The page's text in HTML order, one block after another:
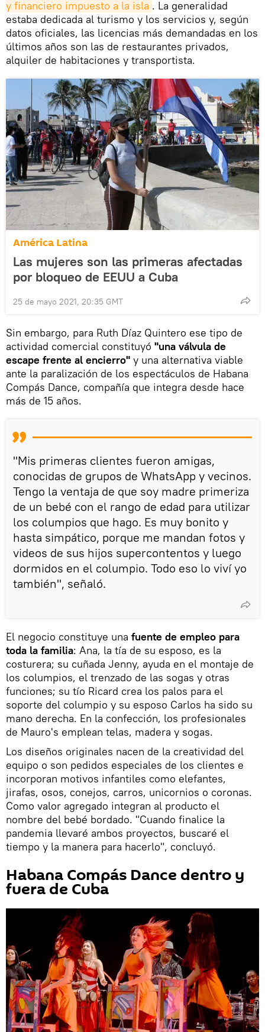
y financiero impuesto a la isla . La generalidad
estaba dedicada al turismo y los servicios y, según
datos oficiales, las licencias más demandadas en los
últimos años son las de restaurantes privados,
alquiler de habitaciones y transportista.
América Latina
Las mujeres son las primeras afectadas
por bloqueo de EEUU a Cuba
25 de mayo 2021, 20:35 GMT
Sin embargo, para Ruth Díaz Quintero ese tipo de
actividad comercial constituyó "una válvula de
escape frente al encierro" y una alternativa viable
ante la paralización de los espectáculos de Habana
Compás Dance, compañía que integra desde hace
más de 15 años.
"Mis primeras clientes fueron amigas,
conocidas de grupos de WhatsApp y vecinos.
Tengo la ventaja de que soy madre primeriza
de un bebé con el rango de edad para utilizar
los columpios que hago. Es muy bonito y
hasta simpático, porque me mandan fotos y
videos de sus hijos supercontentos y luego
dormidos en el columpio. Todo eso lo viví yo
también", señaló.
El negocio constituye una fuente de empleo para
toda la familia: Ana, la tía de su esposo, es la
costurera; su cuñada Jenny, ayuda en el montaje de
los columpios, el trenzado de las sogas y otras
funciones; su tío Ricard crea los palos para el
soporte del columpio y su esposo Carlos ha sido su
mano derecha. En la confección, los profesionales
de Mauro's emplean telas, madera y sogas.
Los diseños originales nacen de la creatividad del
equipo o son pedidos especiales de los clientes e
incorporan motivos infantiles como elefantes,
jirafas, osos, conejos, carros, unicornios o coronas.
Como valor agregado integran al producto el
nombre del bebé bordado. "Cuando finalice la
pandemia llevaré ambos proyectos, buscaré el
tiempo y la manera para hacerlo", concluyó.
Habana Compás Dance dentro y
fuera de Cuba